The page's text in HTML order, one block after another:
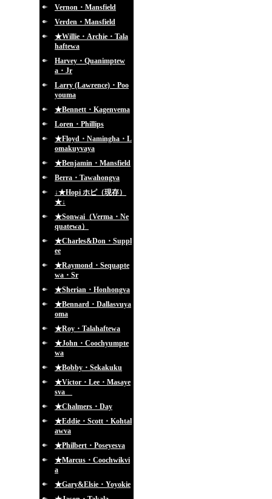
Vernon・Mansfield
Verden・Mansfield
★Willie・Archie・Tala
haftewa
Harvey・Quanimptew
a・Jr
Larry (Lawrence)・Poo
youma
★Bennett・Kagenvema
Loren・Phillips
★Floyd・Namingha・L
omakuyvaya
★Benjamin・Mansfield
Berra・Tawahongva
↓★Hopi ホピ（現存）
★↓
★Sonwai（Verma・Ne
quatewa）
★Charles&Don・Suppl
ee
★Raymond・Sequapte
wa・Sr
★Sherian・Honhongva
★Bennard・Dallasvuya
oma
★Roy・Talahaftewa
★John・Coochyumpte
wa
★Bobby・Sekakuku
★Victor・Lee・Masaye
sva
★Chalmers・Day
★Eddie・Scott・Kohtal
awva
★Philbert・Poseyesva
★Marcus・Coochwikvi
a
★Gary&Elsie・Yoyokie